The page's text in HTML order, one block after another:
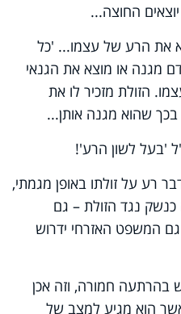
החוצה...
את הרע של עצמו... 'כל
מגנה או מוצא את הגנאי
הזולת מזכיר לו את
שהוא מגנה אותן...
'בעל לשון הרע'!
רע על זולתו באופן מגמתי,
נגד הזולת – גם
המשפט האזרחי ידרוש
בהרתעה חמורה, וזה אכן
הוא מגיע למצב של